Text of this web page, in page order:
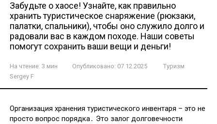
Забудьте о хаосе! Узнайте, как правильно
хранить туристическое снаряжение (рюкзаки,
палатки, спальники), чтобы оно служило долго и
радовали вас в каждом походе. Наши советы
помогут сохранить ваши вещи и деньги!
На чтение: 3 мин Опубликовано: 07.12.2025
Туризм
Sergey F
Организация хранения туристического инвентаря – это не
просто вопрос порядка․ Это залог долговечности